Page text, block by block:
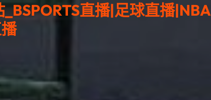
直播|足球直播|NBA